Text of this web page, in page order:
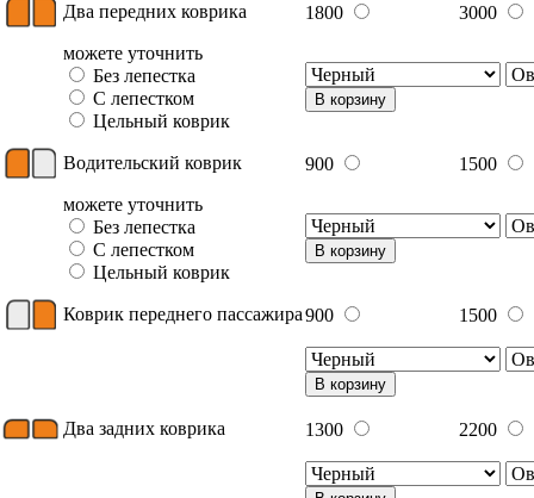
Два передних коврика 1800
3000
можете уточнить
Без лепестка
С лепестком
Цельный коврик
В корзину
Водительский коврик 900
1500
можете уточнить
Без лепестка
С лепестком
Цельный коврик
В корзину
Коврик переднего пассажира900 1500
В корзину
Два задних коврика 1300 2200